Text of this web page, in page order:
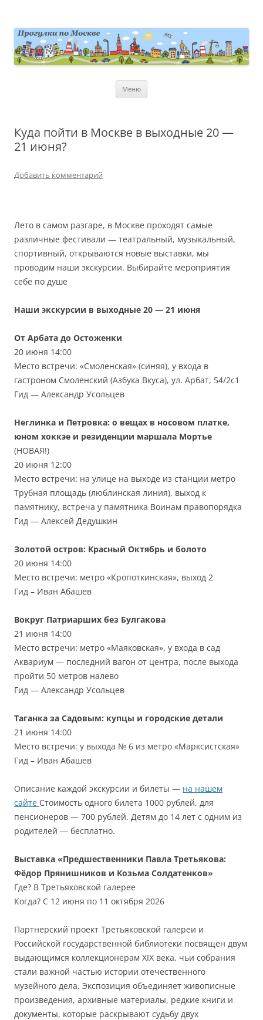
Меню
Куда пойти в Москве в выходные 20 —
21 июня?
Добавить комментарий
Лето в самом разгаре, в Москве проходят самые
различные фестивали — театральный, музыкальный,
спортивный, открываются новые выставки, мы
проводим наши экскурсии. Выбирайте мероприятия
себе по душе
Наши экскурсии в выходные 20 — 21 июня
От Арбата до Остоженки
20 июня 14:00
Место встречи: «Смоленская» (синяя), у входа в
гастроном Смоленский (Азбука Вкуса), ул. Арбат, 54/2с1
Гид — Александр Усольцев
Неглинка и Петровка: о вещах в носовом платке,
юном хоккэе и резиденции маршала Мортье
(НОВАЯ!)
20 июня 12:00
Место встречи: на улице на выходе из станции метро
Трубная площадь (люблинская линия), выход к
памятнику, встреча у памятника Воинам правопорядка
Гид — Алексей Дедушкин
Золотой остров: Красный Октябрь и болото
20 июня 14:00
Место встречи: метро «Кропоткинская», выход 2
Гид – Иван Абашев
Вокруг Патриарших без Булгакова
21 июня 14:00
Место встречи: метро «Маяковская», у входа в сад
Аквариум — последний вагон от центра, после выхода
пройти 50 метров налево
Гид — Александр Усольцев
Таганка за Садовым: купцы и городские детали
21 июня 14:00
Место встречи: у выхода № 6 из метро «Марксистская»
Гид – Иван Абашев
Описание каждой экскурсии и билеты — на нашем
сайте Стоимость одного билета 1000 рублей, для
пенсионеров — 700 рублей. Детям до 14 лет с одним из
родителей — бесплатно.
Выставка «Предшественники Павла Третьякова:
Фёдор Прянишников и Козьма Солдатeнков»
Где? В Третьяковской галерее
Когда? С 12 июня по 11 октября 2026
Партнерский проект Третьяковской галереи и
Российской государственной библиотеки посвящен двум
выдающимся коллекционерам XIX века, чьи собрания
стали важной частью истории отечественного
музейного дела. Экспозиция объединяет живописные
произведения, архивные материалы, редкие книги и
документы, которые раскрывают судьбу двух